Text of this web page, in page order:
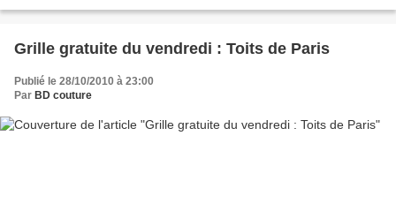
Grille gratuite du vendredi : Toits de Paris
Publié le 28/10/2010 à 23:00
Par BD couture